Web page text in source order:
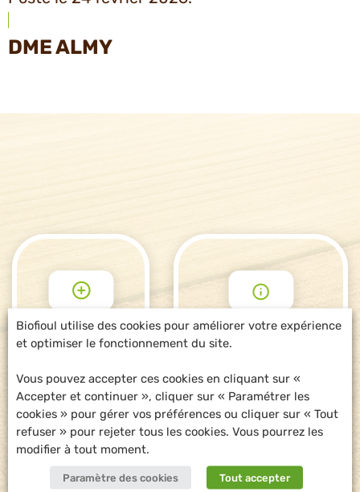
DME ALMY
POUR ALLER
PLUS LOIN
DEMANDE
D'INFORMATIONS
Biofioul utilise des cookies pour améliorer votre expérience
et optimiser le fonctionnement du site.
Vous pouvez accepter ces cookies en cliquant sur «
Accepter et continuer », cliquer sur « Paramétrer les
cookies » pour gérer vos préférences ou cliquer sur « Tout
refuser » pour rejeter tous les cookies. Vous pourrez les
modifier à tout moment.
Paramètre des cookies Tout accepter